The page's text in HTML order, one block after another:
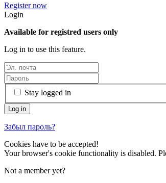
Register now
Login
Available for registred users only
Log in to use this feature.
Stay logged in
Забыл пароль?
Cookies have to be accepted!
Your browser's cookie functionality is disabled.
Not a member yet?